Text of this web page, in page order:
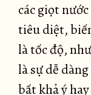
các giọt
tiêu diệt,
là tốc độ,
là sự dễ
bất khả ý